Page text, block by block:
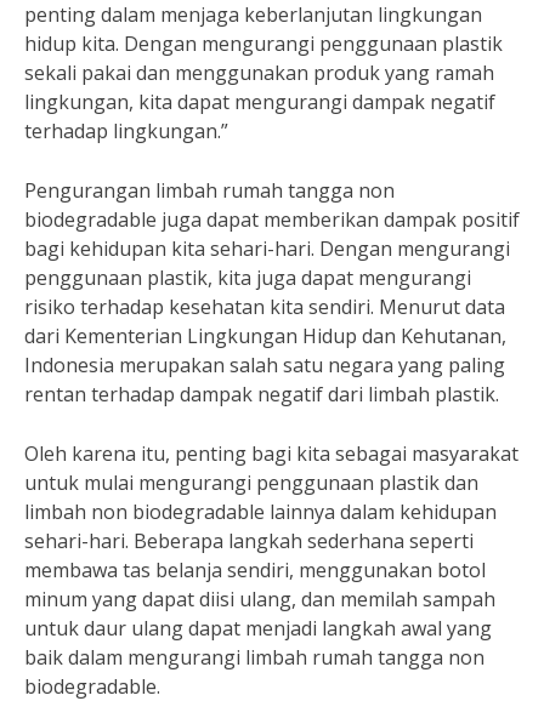
penting dalam menjaga keberlanjutan lingkungan
hidup kita. Dengan mengurangi penggunaan plastik
sekali pakai dan menggunakan produk yang ramah
lingkungan, kita dapat mengurangi dampak negatif
terhadap lingkungan.”
Pengurangan limbah rumah tangga non
biodegradable juga dapat memberikan dampak positif
bagi kehidupan kita sehari-hari. Dengan mengurangi
penggunaan plastik, kita juga dapat mengurangi
risiko terhadap kesehatan kita sendiri. Menurut data
dari Kementerian Lingkungan Hidup dan Kehutanan,
Indonesia merupakan salah satu negara yang paling
rentan terhadap dampak negatif dari limbah plastik.
Oleh karena itu, penting bagi kita sebagai masyarakat
untuk mulai mengurangi penggunaan plastik dan
limbah non biodegradable lainnya dalam kehidupan
sehari-hari. Beberapa langkah sederhana seperti
membawa tas belanja sendiri, menggunakan botol
minum yang dapat diisi ulang, dan memilah sampah
untuk daur ulang dapat menjadi langkah awal yang
baik dalam mengurangi limbah rumah tangga non
biodegradable.